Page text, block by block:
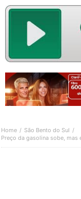
Home
São Bento do Sul
Preço da gasolina sobe,